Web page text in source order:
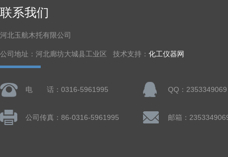
联系我们
河北玉航木托有限公司
公司地址：河北廊坊大城县工业区 技术支持： 化工仪器网
电 话：0316-5961995 QQ：2353349069
公司传真：86-0316-5961995 邮箱：